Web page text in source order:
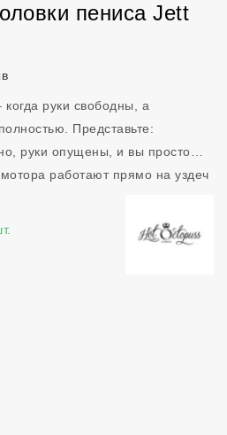
пениса Jett
руки свободны, а
Представьте:
руки опущены, и вы просто…
работают прямо на уздеч